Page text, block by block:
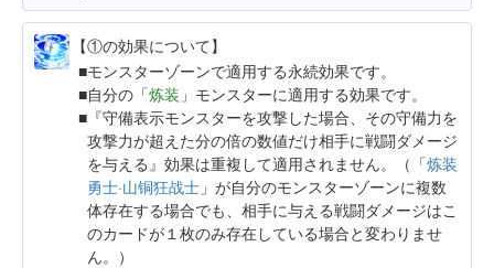
【①の効果について】
モンスターゾーンで適用する永続効果です。
自分の「炼装 」モンスターに適用する効果です。
『守備表示モンスターを攻撃した場合、その守備力を
攻撃力が超えた分の倍の数値だけ相手に戦闘ダメージ
を与える』効果は重複して適用されません。（「炼装
勇士·山铜狂战士 」が自分のモンスターゾーンに複数
体存在する場合でも、相手に与える戦闘ダメージはこ
のカードが１枚のみ存在している場合と変わりませ
ん。）